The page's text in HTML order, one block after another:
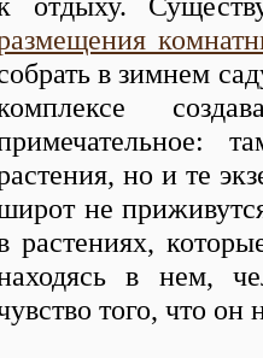
в зимнем
но и те
не
растениях,
в нем,
того, что он